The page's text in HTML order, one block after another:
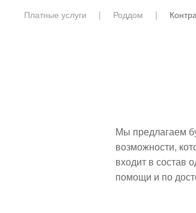
Платные услуги Роддом
Мы предлагаем
возможности,
входит в состав
помощи и по